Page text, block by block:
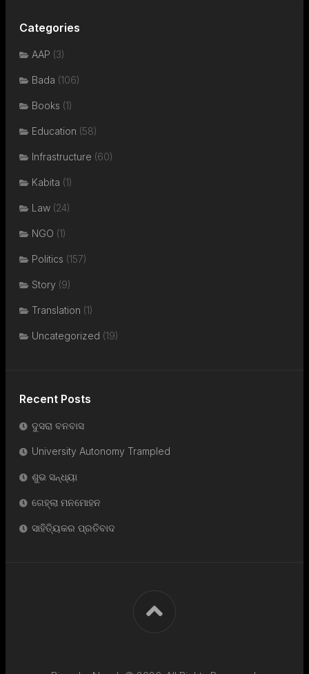
Categories
AAP (3)
Bada (106)
Books (1)
Education (58)
Infrastructure (60)
Kabita (1)
Law (24)
NGO (1)
Politics (157)
Story (9)
Translation (1)
Uncategorized (19)
Recent Posts
ଦୁସରା ବନବାସ
University Autonomy Trampled
ଶୁଭ ସନ୍ଧ୍ୟା
ଗେହ୍ଲା ମନମୋହନ
ସାହିତ୍ୟିକର ପ୍ରତିବାଦ